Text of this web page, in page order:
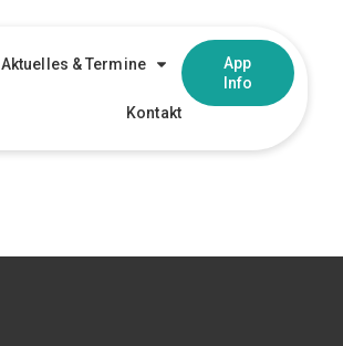
Aktuelles & Termine
Kontakt
App
Info